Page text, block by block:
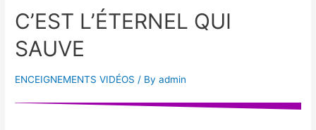
C’EST L’ÉTERNEL QUI
SAUVE
ENCEIGNEMENTS VIDÉOS / Byadmin